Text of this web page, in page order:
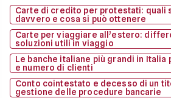
Carte di credito per protestati: quali
davvero e cosa si può ottenere
Carte per viaggiare all’estero:
soluzioni utili in viaggio
Le banche italiane più grandi in Italia
e numero di clienti
Conto cointestato e decesso di un
gestione delle procedure bancarie